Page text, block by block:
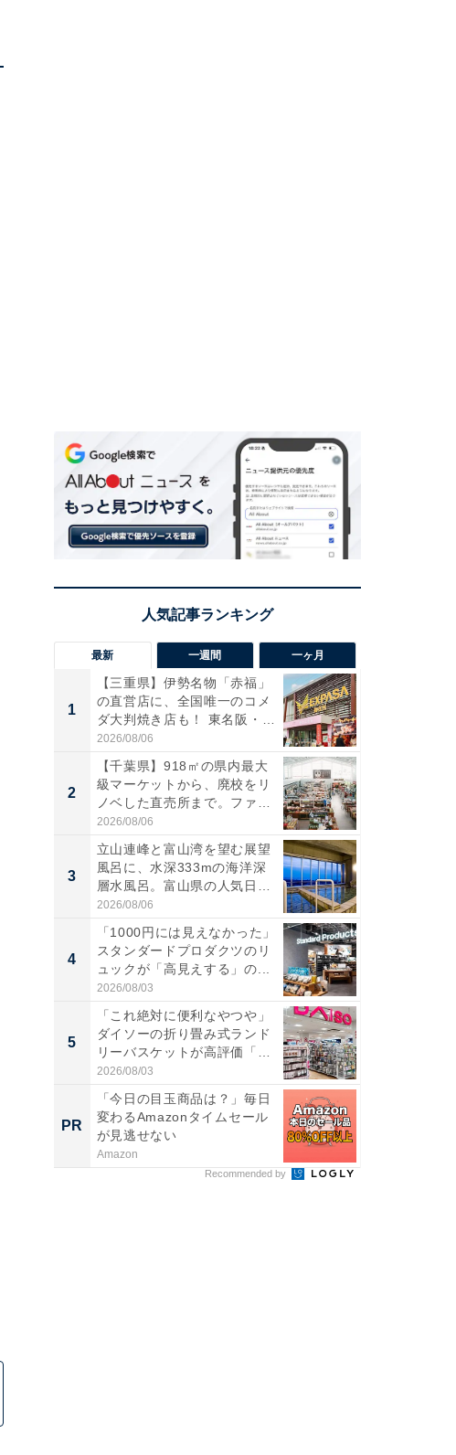
最新 一週間 一ヶ月
1
【三重県】伊勢名物「赤福」
の直営店に、全国唯一のコメ
ダ大判焼き店も！ 東名阪・
伊...
2026/08/06
2
【千葉県】918㎡の県内最大
級マーケットから、廃校をリ
ノベした直売所まで。ファ
ー...
2026/08/06
3
立山連峰と富山湾を望む展望
風呂に、水深333mの海洋深
層水風呂。富山県の人気日
帰...
2026/08/06
4
「1000円には見えなかった」
スタンダードプロダクツのリ
ュックが「高見えする」の...
2026/08/03
5
「これ絶対に便利なやつや」
ダイソーの折り畳み式ランド
リーバスケットが高評価「使
わ...
2026/08/03
PR
「今日の目玉商品は？」毎日
変わるAmazonタイムセール
が見逃せない
Amazon
Recommended by